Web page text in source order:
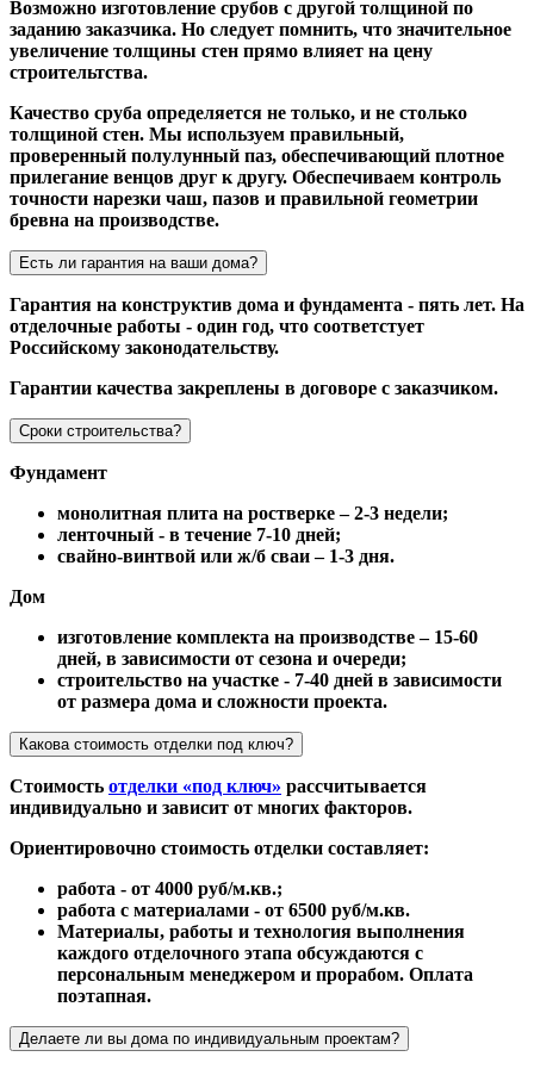
Возможно изготовление срубов с другой толщиной по
заданию заказчика. Но следует помнить, что значительное
увеличение толщины стен прямо влияет на цену
строительтства.
Качество сруба определяется не только, и не столько
толщиной стен. Мы используем правильный,
проверенный полулунный паз, обеспечивающий плотное
прилегание венцов друг к другу. Обеспечиваем контроль
точности нарезки чаш, пазов и правильной геометрии
бревна на производстве.
Есть ли гарантия на ваши дома?
Гарантия на конструктив дома и фундамента - пять лет. На
отделочные работы - один год, что соответстует
Российскому законодательству.
Гарантии качества закреплены в договоре с заказчиком.
Сроки строительства?
Фундамент
монолитная плита на ростверке – 2-3 недели;
ленточный - в течение 7-10 дней;
свайно-винтвой или ж/б сваи – 1-3 дня.
Дом
изготовление комплекта на производстве – 15-60
дней, в зависимости от сезона и очереди;
строительство на участке - 7-40 дней в зависимости
от размера дома и сложности проекта.
Какова стоимость отделки под ключ?
Стоимость отделки «под ключ» рассчитывается
индивидуально и зависит от многих факторов.
Ориентировочно стоимость отделки составляет:
работа - от 4000 руб/м.кв.;
работа с материалами - от 6500 руб/м.кв.
Материалы, работы и технология выполнения
каждого отделочного этапа обсуждаются с
персональным менеджером и прорабом. Оплата
поэтапная.
Делаете ли вы дома по индивидуальным проектам?